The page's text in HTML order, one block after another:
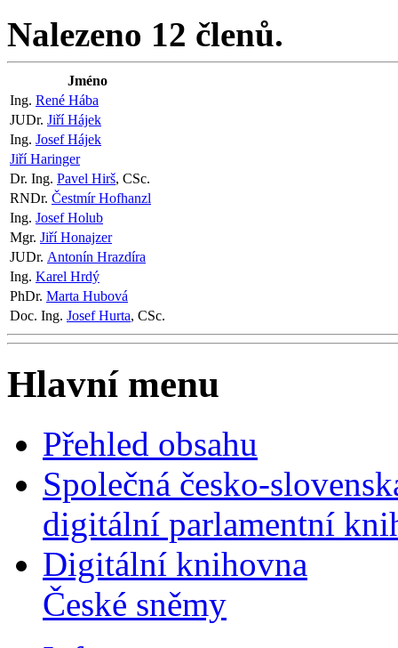
Nalezeno 12 členů.
Jméno
Ing. René Hába
JUDr. Jiří Hájek
Ing. Josef Hájek
Jiří Haringer
Dr. Ing. Pavel Hirš, CSc.
RNDr. Čestmír Hofhanzl
Ing. Josef Holub
Mgr. Jiří Honajzer
JUDr. Antonín Hrazdíra
Ing. Karel Hrdý
PhDr. Marta Hubová
Doc. Ing. Josef Hurta, CSc.
Hlavní menu
Přehled obsahu
Společná česko-
digitální parlamentní
Digitální knihovna
České sněmy